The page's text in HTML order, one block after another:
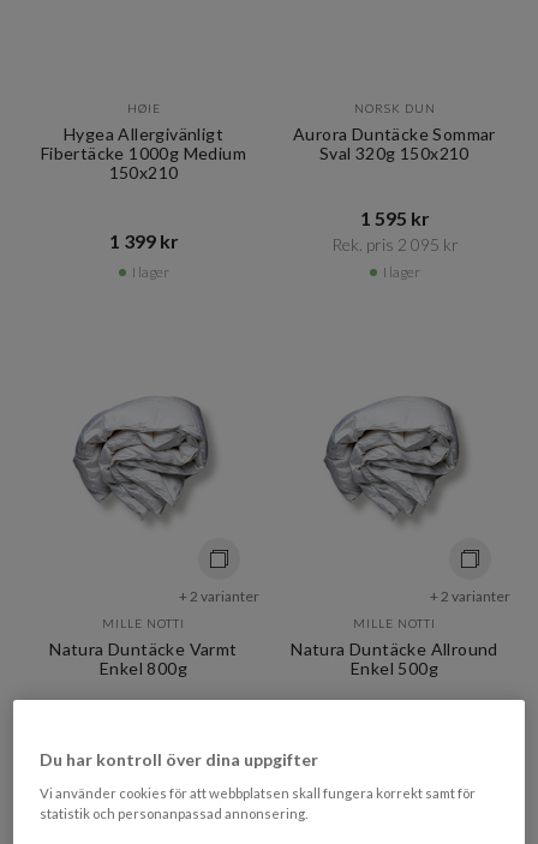
HØIE
Hygea Allergivänligt
Fibertäcke 1000g Medium
150x210
1 399 kr​​
I lager
NORSK DUN
Aurora Duntäcke Sommar
Sval 320g 150x210
1 595 kr​​
Rek. pris 2 095 kr​​
I lager
+ 2 varianter
MILLE NOTTI
Natura Duntäcke Varmt
Enkel 800g
Rek. pris 6 995 kr​​
I lager
+ 2 varianter
MILLE NOTTI
Natura Duntäcke Allround
Enkel 500g
I lager
Du har kontroll över dina uppgifter
Vi använder cookies för att webbplatsen skall fungera korrekt samt för
statistik och personanpassad annonsering.